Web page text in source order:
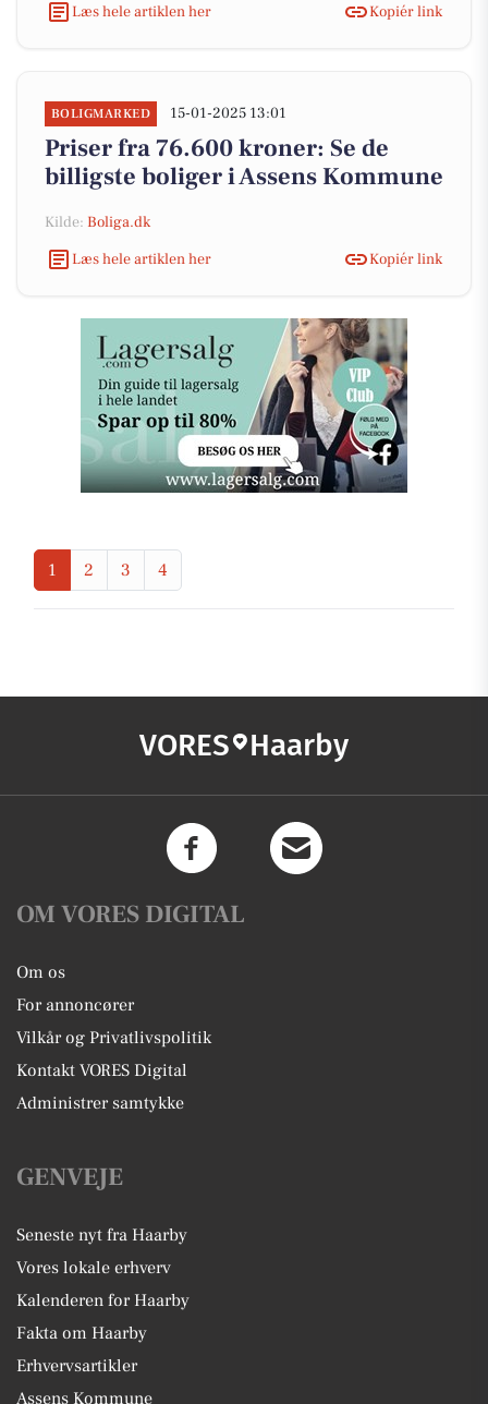
Læs hele artiklen her
Kopiér link
BOLIGMARKED 15-01-2025 13:01
Priser fra 76.600 kroner: Se de
billigste boliger i Assens Kommune
Kilde: Boliga.dk
Læs hele artiklen her
Kopiér link
1 2 3 4
VORES Haarby
OM VORES DIGITAL
Om os
For annoncører
Vilkår og Privatlivspolitik
Kontakt VORES Digital
Administrer samtykke
GENVEJE
Seneste nyt fra Haarby
Vores lokale erhverv
Kalenderen for Haarby
Fakta om Haarby
Erhvervsartikler
Assens Kommune